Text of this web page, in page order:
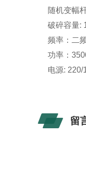
随机变幅
破碎容量:
频率：二
功率：
电源:
留